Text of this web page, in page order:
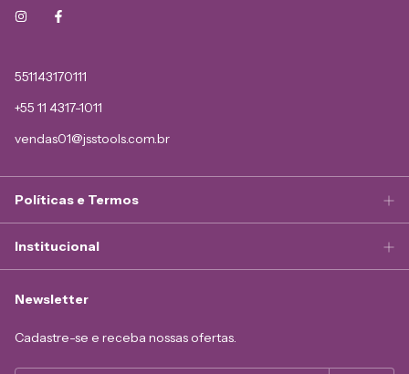
551143170111
+55 11 4317-1011
vendas01@jsstools.com.br
Políticas e Termos
Institucional
Newsletter
Cadastre-se e receba nossas ofertas.